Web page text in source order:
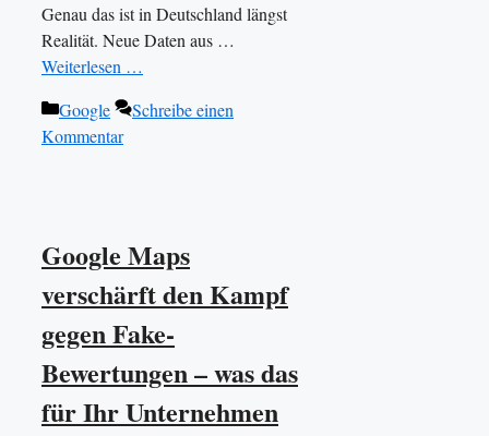
Genau das ist in Deutschland längst
Realität. Neue Daten aus …
Weiterlesen …
Kategorien
Google
Schreibe einen
Kommentar
Google Maps
verschärft den Kampf
gegen Fake-
Bewertungen – was das
für Ihr Unternehmen